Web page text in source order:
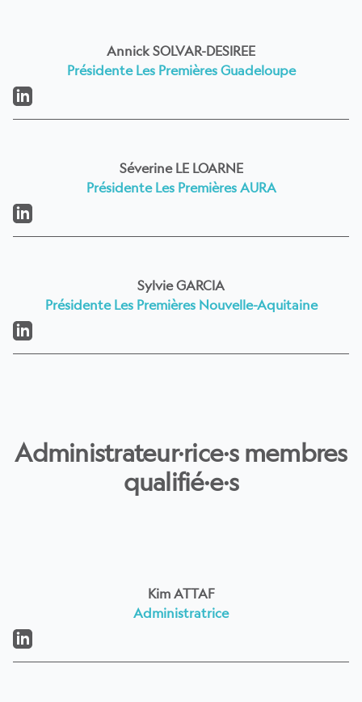
Annick SOLVAR-DESIREE
Présidente Les Premières Guadeloupe
Séverine LE LOARNE
Présidente Les Premières AURA
Sylvie GARCIA
Présidente Les Premières Nouvelle-Aquitaine
Administrateur·rice·s membres
qualifié·e·s
Kim ATTAF
Administratrice